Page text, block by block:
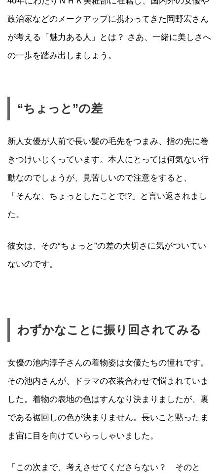
政治家などのメークアップに携わってきた岡野宏さん
が考える「魅力ある人」とは？ さあ、一緒に美しさへ
の一歩を踏み出しましょう。
“ちょっと”の差
新人女優が人前で長い髪の毛先をつまみ、指の先に巻
きつけいじくっています。本人にとっては何気ない行
動なのでしょうが、見苦しいので注意をすると、
「そんな、ちょっとしたことで!?」と言い返されまし
た。
彼女は、その“ちょっと”の差の大切さに気がついてい
ないのです。
わずかなことに振り回されてみる
女優の池内淳子さんの着物姿は女優たちの憧れです。
その池内さんが、ドラマの衣装合わせで悩まれていま
した。着物の表地の色はすんなり決まりましたが、裏
である裾回しの色が決まりません。長いこと黙ったま
ま宙に目を向けていらっしゃいました。
「この次まで、考えさせてくださらない？ そのと